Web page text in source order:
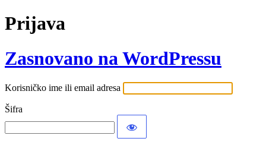
Prijava
Zasnovano na WordPressu
Korisničko ime ili email adresa
Šifra